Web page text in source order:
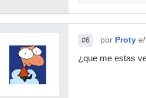
#6 por Proty
¿que me estas